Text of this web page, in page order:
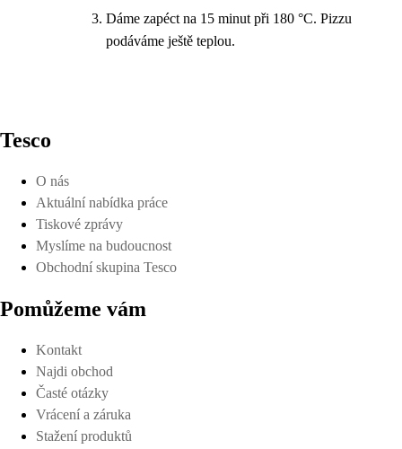
Dáme zapéct na 15 minut při 180 °C. Pizzu
podáváme ještě teplou.
Tesco
O nás
Aktuální nabídka práce
Tiskové zprávy
Myslíme na budoucnost
Obchodní skupina Tesco
Pomůžeme vám
Kontakt
Najdi obchod
Časté otázky
Vrácení a záruka
Stažení produktů